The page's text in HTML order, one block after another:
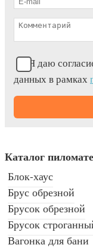
Я даю
данных в рамках
Каталог
Блок-хаус
Брус обрезной
Брусок обрезной
Брусок
Вагонка для бани